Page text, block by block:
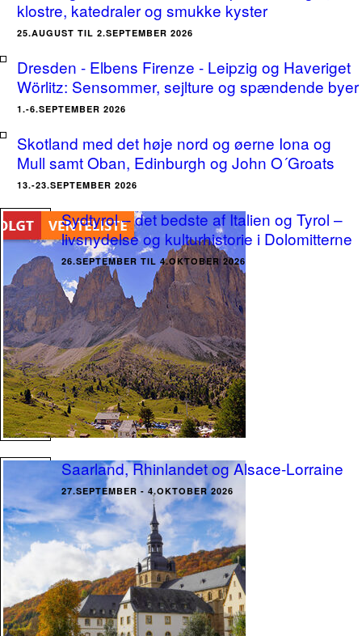
klostre, katedraler og smukke kyster
25.AUGUST TIL 2.SEPTEMBER 2026
Dresden - Elbens Firenze - Leipzig og Haveriget
Wörlitz: Sensommer, sejlture og spændende byer
1.-6.SEPTEMBER 2026
Skotland med det høje nord og øerne Iona og
Mull samt Oban, Edinburgh og John O´Groats
13.-23.SEPTEMBER 2026
Sydtyrol – det bedste af Italien og Tyrol –
livsnydelse og kulturhistorie i Dolomitterne
26.SEPTEMBER TIL 4.OKTOBER 2026
Saarland, Rhinlandet og Alsace-Lorraine
27.SEPTEMBER - 4.OKTOBER 2026